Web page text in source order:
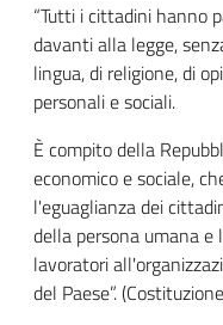
“Tutti i cittadini hanno
davanti alla legge,
lingua, di religione, di
personali e sociali.
È compito della
economico e sociale,
l'eguaglianza dei
della persona umana
lavoratori
del Paese”.